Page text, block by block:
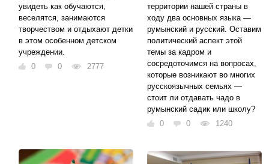
увидеть как обучаются,
веселятся, занимаются
творчеством и отдыхают детки
в этом особенном детском
учреждении.
0
0 2777
территории нашей страны в
ходу два основных языка —
румынский и русский. Оставим
политический аспект этой
темы за кадром и
сосредоточимся на вопросах,
которые возникают во многих
русскоязычных семьях —
стоит ли отдавать чадо в
румынский садик или школу?
0
0 1240